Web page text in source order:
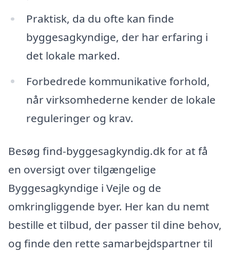
Praktisk, da du ofte kan finde
byggesagkyndige, der har erfaring i
det lokale marked.
Forbedrede kommunikative forhold,
når virksomhederne kender de lokale
reguleringer og krav.
Besøg find-byggesagkyndig.dk for at få
en oversigt over tilgængelige
Byggesagkyndige i Vejle og de
omkringliggende byer. Her kan du nemt
bestille et tilbud, der passer til dine behov,
og finde den rette samarbejdspartner til